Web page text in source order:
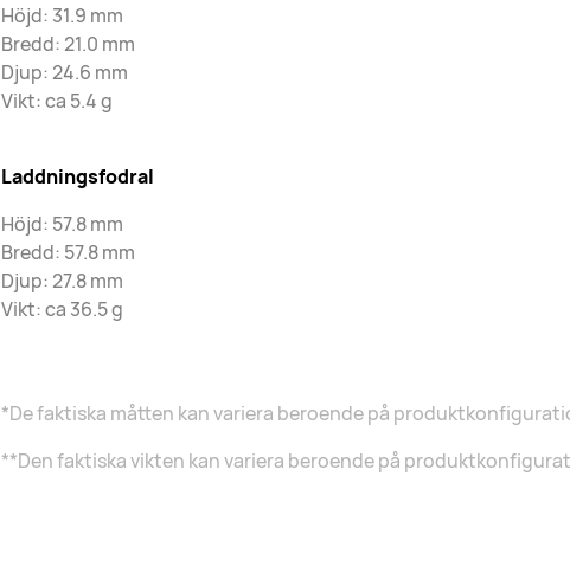
Höjd: 31.9 mm
Bredd: 21.0 mm
Djup: 24.6 mm
Vikt: ca 5.4 g
Laddningsfodral
Höjd: 57.8 mm
Bredd: 57.8 mm
Djup: 27.8 mm
Vikt: ca 36.5 g
*De faktiska måtten kan variera beroende på
**Den faktiska vikten kan variera beroende på